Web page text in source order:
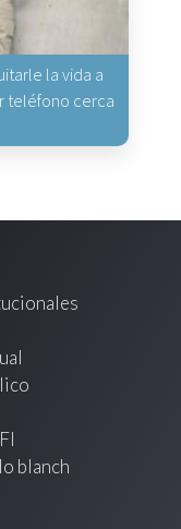
la vida a
teléfono cerca
blanch